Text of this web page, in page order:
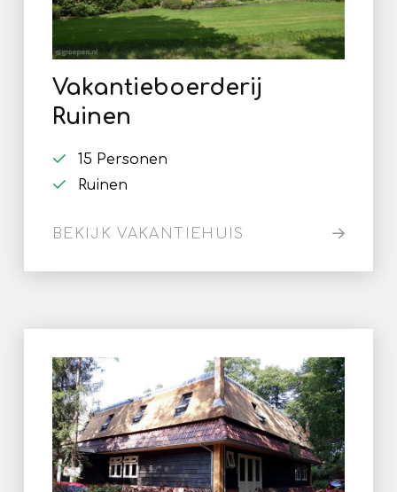
Vakantieboerderij
Ruinen
15 Personen
Ruinen
BEKIJK VAKANTIEHUIS